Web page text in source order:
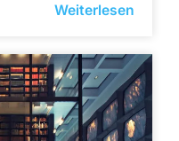
Weiterlesen